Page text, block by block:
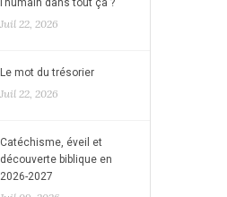
l’humain dans tout ça ?
Juil 22, 2026
Le mot du trésorier
Juil 22, 2026
Catéchisme, éveil et
découverte biblique en
2026-2027